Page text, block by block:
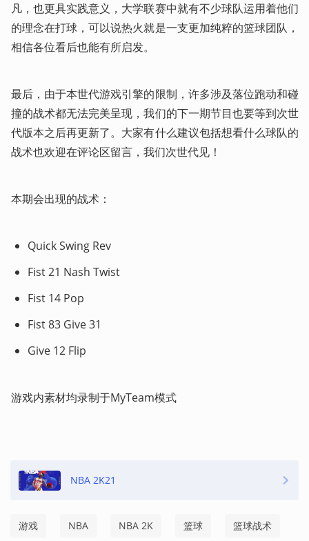
凡，也更具实践意义，大学联赛中就有不少球队运用着他们
的理念在打球，可以说热火就是一支更加纯粹的篮球团队，
相信各位看后也能有所启发。
最后，由于本世代游戏引擎的限制，许多涉及落位跑动和碰
撞的战术都无法完美呈现，我们的下一期节目也要等到次世
代版本之后再更新了。大家有什么建议包括想看什么球队的
战术也欢迎在评论区留言，我们次世代见！
本期会出现的战术：
Quick Swing Rev
Fist 21 Nash Twist
Fist 14 Pop
Fist 83 Give 31
Give 12 Flip
游戏内素材均录制于MyTeam模式
NBA 2K21
游戏 NBA NBA 2K 篮球 篮球战术